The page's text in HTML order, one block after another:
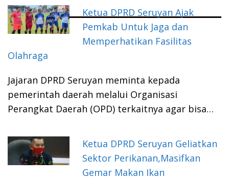
Ketua DPRD Seruyan Ajak
Pemkab Untuk Jaga dan
Memperhatikan Fasilitas
Olahraga
Jajaran DPRD Seruyan meminta kepada
pemerintah daerah melalui Organisasi
Perangkat Daerah (OPD) terkaitnya agar bisa…
Ketua DPRD Seruyan Geliatkan
Sektor Perikanan,Masifkan
Gemar Makan Ikan